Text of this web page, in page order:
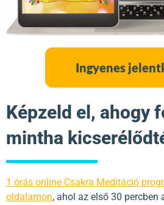
Képzeld el, ahogy
mintha
1 órás online Csakra Meditáció
oldalamon, ahol az első 30 percben
Ingyenes